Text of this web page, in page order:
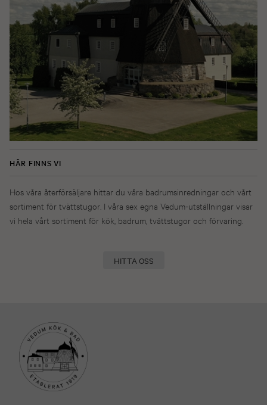
HÄR FINNS VI
Hos våra återförsäljare hittar du våra badrumsinredningar och vårt
sortiment för tvättstugor. I våra sex egna Vedum-utställningar visar
vi hela vårt sortiment för kök, badrum, tvättstugor och förvaring.
HITTA OSS